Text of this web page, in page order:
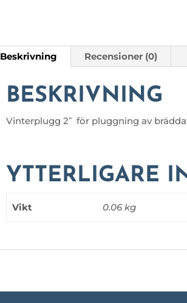
Beskrivning Recensioner (0)
BESKRIVNING
Vinterplugg 2ʺ för pluggning av
YTTERLIGARE
Vikt 0.06 kg